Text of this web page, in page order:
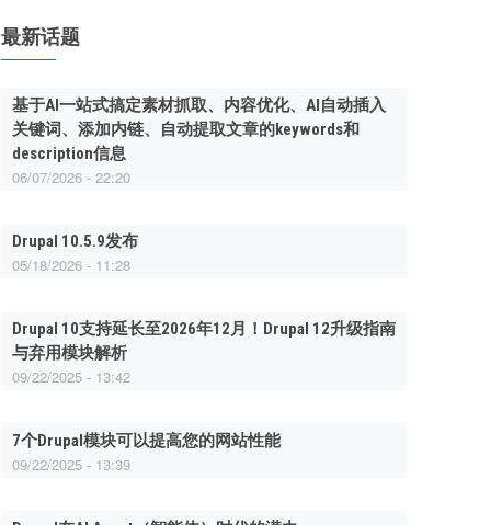
最新话题
基于AI一站式搞定素材抓取、内容优化、AI自动插入
关键词、添加内链、自动提取文章的keywords和
description信息
06/07/2026 - 22:20
Drupal 10.5.9发布
05/18/2026 - 11:28
Drupal 10支持延长至2026年12月！Drupal 12升级指南
与弃用模块解析
09/22/2025 - 13:42
7个Drupal模块可以提高您的网站性能
09/22/2025 - 13:39